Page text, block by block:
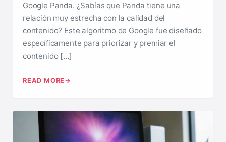
Google Panda. ¿Sabías que Panda tiene una
relación muy estrecha con la calidad del
contenido? Este algoritmo de Google fue diseñado
específicamente para priorizar y premiar el
contenido […]
READ MORE